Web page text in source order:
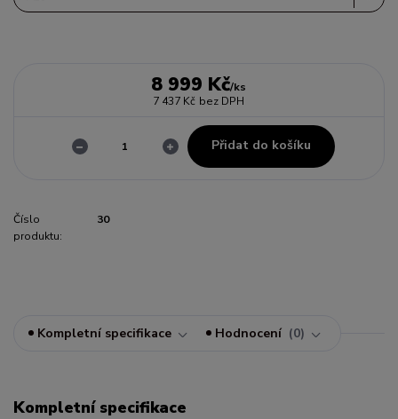
8 999 Kč/ks
7 437 Kč bez DPH
Přidat do košíku
Číslo
produktu:
30
Kompletní specifikace Hodnocení 0
Kompletní specifikace